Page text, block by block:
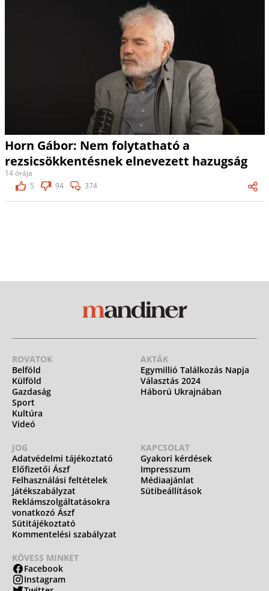
Horn Gábor: Nem folytatható a
rezsicsökkentésnek elnevezett hazugság
14 órája
5
94 374
ROVATOK
Belföld
Külföld
Gazdaság
Sport
Kultúra
Videó
AKTÁK
Egymillió Találkozás Napja
Választás 2024
Háború Ukrajnában
JOG
Adatvédelmi tájékoztató
Előfizetői Ászf
Felhasználási feltételek
Játékszabályzat
Reklámszolgáltatásokra
vonatkozó Ászf
Sütitájékoztató
Kommentelési szabályzat
KAPCSOLAT
Gyakori kérdések
Impresszum
Médiaajánlat
Sütibeállítások
KÖVESS MINKET
Facebook
Instagram